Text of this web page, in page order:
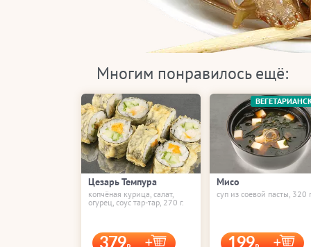
Многим понравилось ещё:
Цезарь Темпура
копчёная курица, салат,
огурец, соус тар-тар, 270 г.
379
Мисо
суп из соевой пасты, 320
199